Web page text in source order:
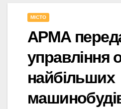
МІСТО
АРМА
управління
найбільших